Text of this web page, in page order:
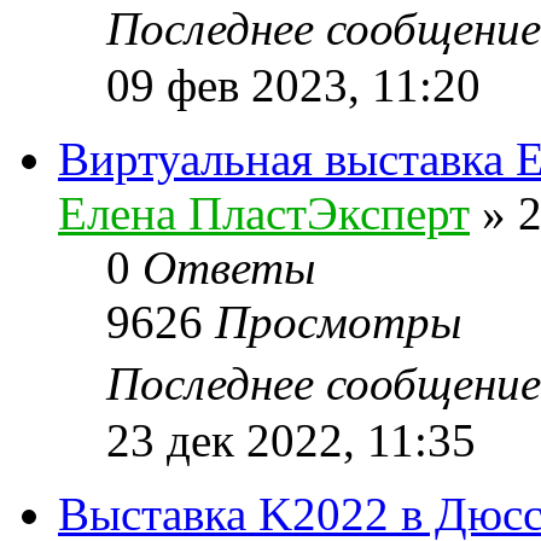
Последнее
09 фев 2023, 11:20
Виртуальная выставка
Елена ПластЭксперт »
0 Ответы
9626 Просмотры
Последнее
23 дек 2022, 11:35
Выставка K2022 в